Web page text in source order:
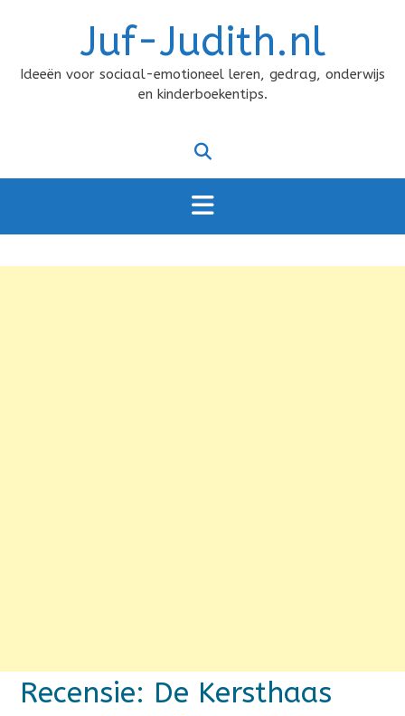
Juf-Judith.nl
Ideeën voor sociaal-emotioneel leren, gedrag, onderwijs
en kinderboekentips.
Recensie: De Kersthaas